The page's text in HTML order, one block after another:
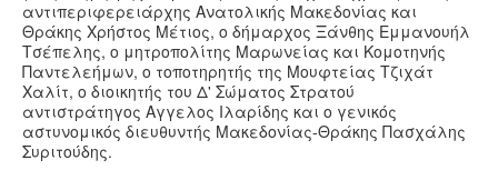
αντιπεριφερειάρχης Ανατολικής Μακεδονίας και
Θράκης Χρήστος Μέτιος, ο δήμαρχος Ξάνθης Εμμανουήλ
Τσέπελης, ο μητροπολίτης Μαρωνείας και Κομοτηνής
Παντελεήμων, ο τοποτηρητής της Μουφτείας Τζιχάτ
Χαλίτ, ο διοικητής του Δ' Σώματος Στρατού
αντιστράτηγος Αγγελος Ιλαρίδης και ο γενικός
αστυνομικός διευθυντής Μακεδονίας-Θράκης Πασχάλης
Συριτούδης.